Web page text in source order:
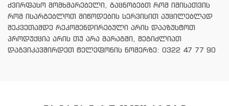
ძვირფასო მომხმარებელი, გაცნობებთ რომ იმისათვის
რომ ისარგებლოთ მიწოდების სერვისით აუცილებლად
შეკვეთამდე რეკომენდირებული არის დააზუსტოთ
პროდუქცია არის თუ არა მარაგში, შეგიძლიათ
დაგვიკავშირდეთ ტელეფონის ნომერზე: 0322 47 77 90